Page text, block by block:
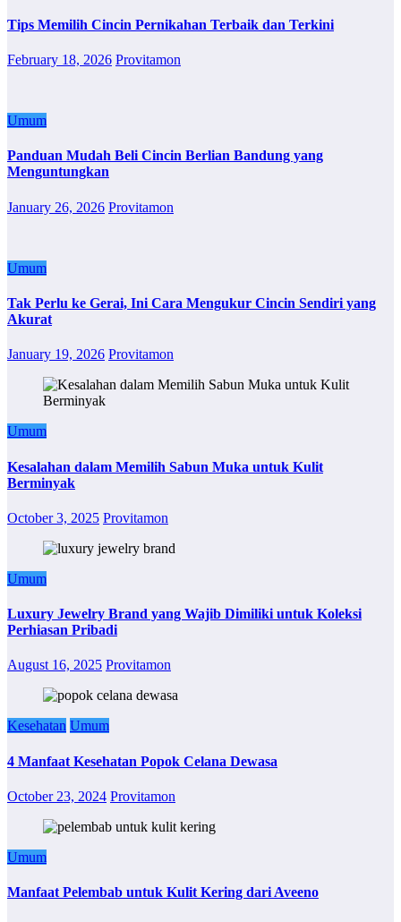
Tips Memilih Cincin Pernikahan Terbaik dan Terkini
February 18, 2026 Provitamon
Umum
Panduan Mudah Beli Cincin Berlian Bandung yang
Menguntungkan
January 26, 2026 Provitamon
Umum
Tak Perlu ke Gerai, Ini Cara Mengukur Cincin Sendiri yang
Akurat
January 19, 2026 Provitamon
Umum
Kesalahan dalam Memilih Sabun Muka untuk Kulit
Berminyak
October 3, 2025 Provitamon
Umum
Luxury Jewelry Brand yang Wajib Dimiliki untuk Koleksi
Perhiasan Pribadi
August 16, 2025 Provitamon
Kesehatan Umum
4 Manfaat Kesehatan Popok Celana Dewasa
October 23, 2024 Provitamon
Umum
Manfaat Pelembab untuk Kulit Kering dari Aveeno